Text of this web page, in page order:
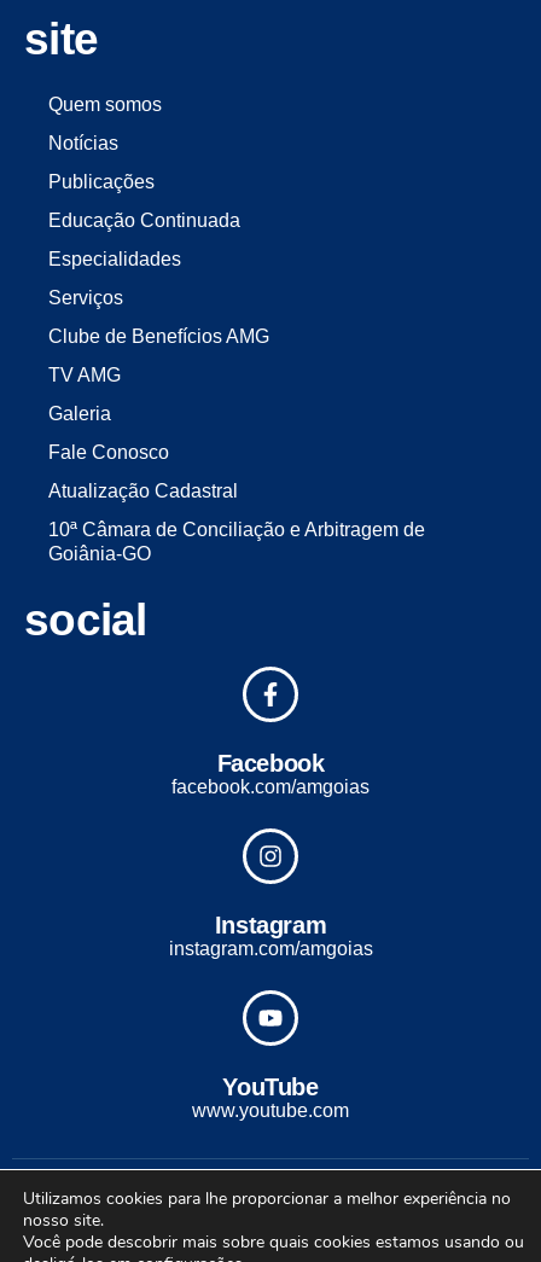
site
Quem somos
Notícias
Publicações
Educação Continuada
Especialidades
Serviços
Clube de Benefícios AMG
TV AMG
Galeria
Fale Conosco
Atualização Cadastral
10ª Câmara de Conciliação e Arbitragem de
Goiânia-GO
social
Facebook
facebook.com/amgoias
Instagram
instagram.com/amgoias
YouTube
www.youtube.com
Conexão Soluções Corporativas
Utilizamos cookies para lhe proporcionar a melhor experiência no
nosso site.
Você pode descobrir mais sobre quais cookies estamos usando ou